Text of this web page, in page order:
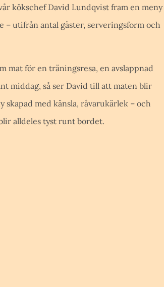
kökschef David Lundqvist fram en meny
– utifrån antal gäster, serveringsform och
mat för en träningsresa, en avslappnad
middag, så ser David till att maten blir
skapad med känsla, råvarukärlek – och
alldeles tyst runt bordet.